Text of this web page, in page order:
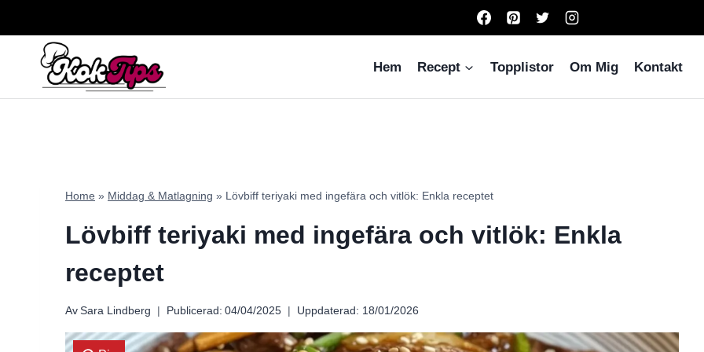
Hem
Recept Topplistor Om Mig Kontakt
Home » Middag & Matlagning » Lövbiff teriyaki med ingefära och vitlök: Enkla receptet
Lövbiff teriyaki med ingefära och vitlök: Enkla
receptet
Av Sara Lindberg Publicerad: 04/04/2025 Uppdaterad: 18/01/2026